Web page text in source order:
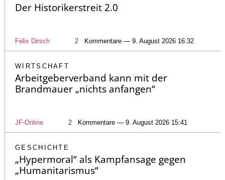
Der Historikerstreit 2.0
Felix Dirsch 2 Kommentare — 9. August 2026 16:32
WIRTSCHAFT
Arbeitgeberverband kann mit der
Brandmauer „nichts anfangen“
JF-Online 2 Kommentare — 9. August 2026 15:41
GESCHICHTE
„Hypermoral“ als Kampfansage gegen
„Humanitarismus“